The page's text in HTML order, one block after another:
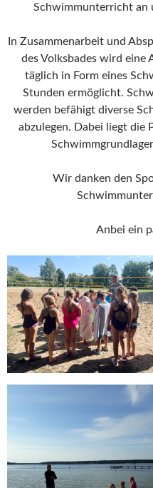
Schwimmunterricht an
In Zusammenarbeit und
des Volksbades wird
täglich in Form eines
Stunden ermöglicht.
werden befähigt diverse
abzulegen. Dabei liegt die
Wir danken den
Anbei ein